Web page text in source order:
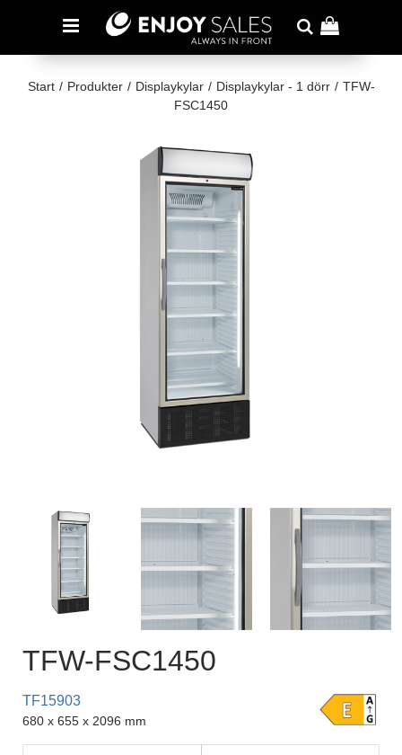
Start / Produkter / Displaykylar / Displaykylar - 1 dörr / TFW-
FSC1450
TFW-FSC1450
TF15903
680 x 655 x 2096 mm